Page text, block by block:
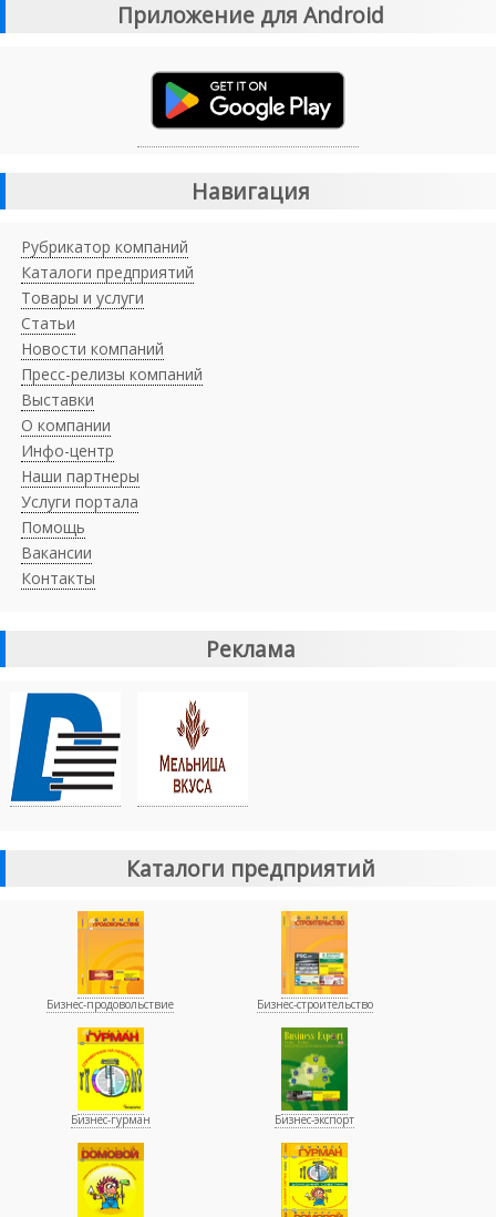
Приложение для Android
Навигация
Рубрикатор компаний
Каталоги предприятий
Товары и услуги
Статьи
Новости компаний
Пресс-релизы компаний
Выставки
О компании
Инфо-центр
Наши партнеры
Услуги портала
Помощь
Вакансии
Контакты
Реклама
Каталоги предприятий
Бизнес-продовольствие Бизнес-строительство
Бизнес-гурман Бизнес-экспорт